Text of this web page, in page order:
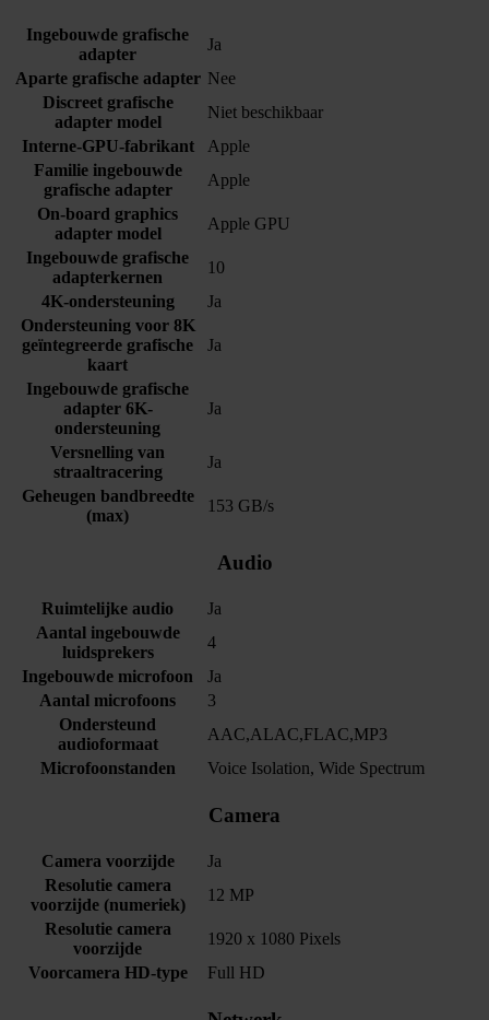
Ingebouwde grafische
adapter
Ja
Aparte grafische adapter Nee
Discreet grafische
adapter model
Niet beschikbaar
Interne-GPU-fabrikant
Apple
Familie ingebouwde
grafische adapter
Apple
On-board graphics
adapter model
Apple GPU
Ingebouwde grafische
adapterkernen
10
4K-ondersteuning
Ja
Ondersteuning voor 8K
geïntegreerde grafische
kaart
Ja
Ingebouwde grafische
adapter 6K-
ondersteuning
Ja
Versnelling van
straaltracering
Ja
Geheugen bandbreedte
(max)
153 GB/s
Audio
Ruimtelijke audio
Ja
Aantal ingebouwde
luidsprekers
4
Ingebouwde microfoon
Ja
Aantal microfoons
3
Ondersteund
audioformaat
AAC,ALAC,FLAC,MP3
Microfoonstanden
Voice Isolation, Wide Spectrum
Camera
Camera voorzijde
Ja
Resolutie camera
voorzijde (numeriek)
12 MP
Resolutie camera
voorzijde
1920 x 1080 Pixels
Voorcamera HD-type
Full HD